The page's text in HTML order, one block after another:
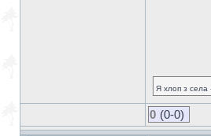
Я хлоп з
0 (0-0)